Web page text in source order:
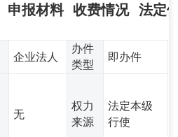
申报材料 收费情况 法定
企业法人
办件
类型
即办件
无
权力
来源
法定本级
行使